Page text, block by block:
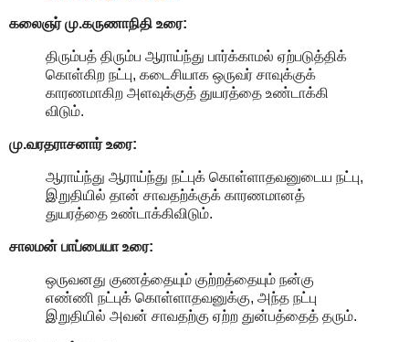
கலைஞர் மு.கருணாநிதி உரை:
திரும்பத் திரும்ப ஆராய்ந்து பார்க்காமல் ஏற்படுத்திக்
கொள்கிற நட்பு, கடைசியாக ஒருவர் சாவுக்குக்
காரணமாகிற அளவுக்குத் துயரத்தை உண்டாக்கி
விடும்.
மு.வரதராசனார்உரை:
ஆராய்ந்து ஆராய்ந்து நட்புக் கொள்ளாதவனுடைய நட்பு,
இறுதியில் தான் சாவதற்க்குக் காரணமானத்
துயரத்தை உண்டாக்கிவிடும்.
சாலமன் பாப்பையா உரை:
ஒருவனது குணத்தையும் குற்றத்தையும் நன்கு
எண்ணி நட்புக் கொள்ளாதவனுக்கு, அந்த நட்பு
இறுதியில் அவன் சாவதற்கு ஏற்ற துன்பத்தைத் தரும்.